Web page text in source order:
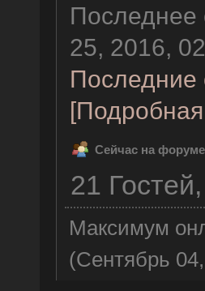
25, 2016,
[Подробная
Сейчас на форуме
21
Максимум
(Сентябрь